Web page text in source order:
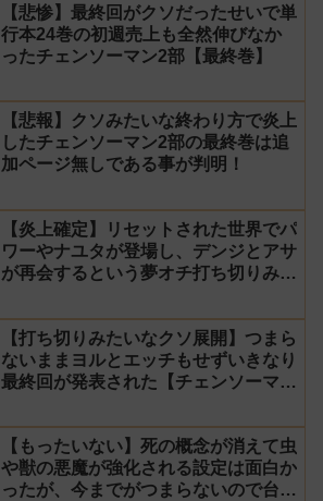
【悲惨】最終回がクソだったせいで単
行本24巻の初週売上も全然伸びなか
ったチェンソーマン2部【最終巻】
【悲報】クソみたいな終わり方で炎上
したチェンソーマン2部の最終巻は追
加ページ無しである事が判明！
【炎上確定】リセットされた世界でパ
ワーやナユタが登場し、デンジとアサ
が再会するという夢オチ打ち切りみた
終回 感想】
【打ち切りみたいなクソ展開】つまら
ないままヨルとエッチもせずいきなり
最終回が発表された【チェンソーマン
【もったいない】死の概念が消えて虫
や獣の悪魔が強化される設定は面白か
ったが、今までがつまらないので台無